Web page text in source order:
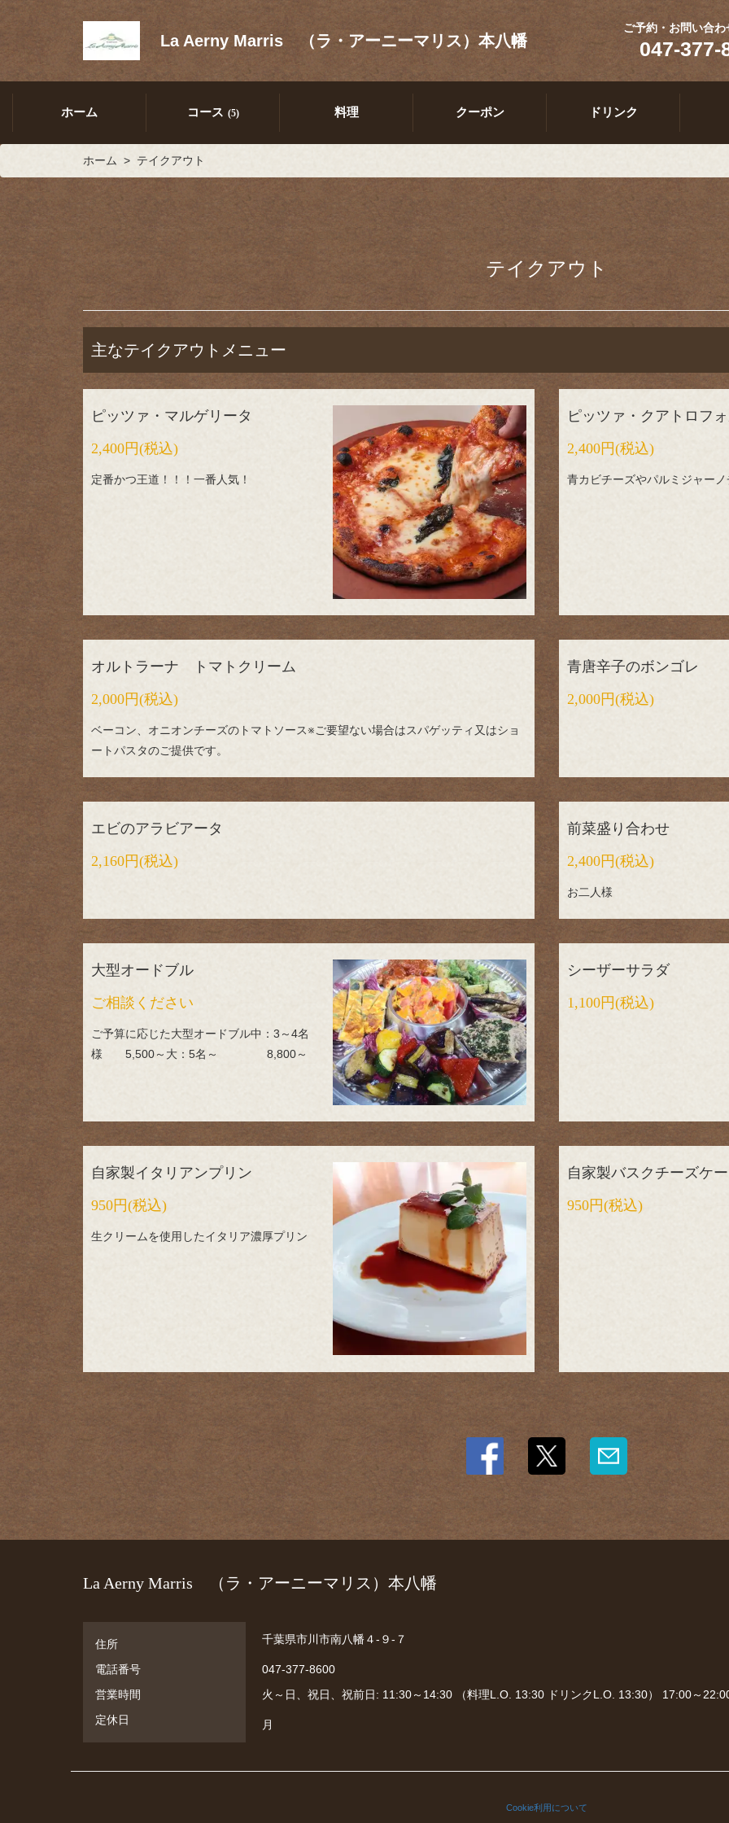
La Aerny Marris （ラ・アーニーマリス）本八幡
ご予約・お問い合
047-377-
ホーム コース (5) 料理 クーポン ドリンク
ホーム テイクアウト
テイクアウト
主なテイクアウトメニュー
ピッツァ・マルゲリータ
2,400円(税込)
定番かつ王道！！！一番人気！
ピッツァ・クアトロフ
2,400円(税込)
青カビチーズやパルミジャー
オルトラーナ トマトクリーム
2,000円(税込)
ベーコン、オニオンチーズのトマトソース※ご要望ない場合はスパゲッティ又はショ
ートパスタのご提供です。
青唐辛子のボンゴレ
2,000円(税込)
エビのアラビアータ
2,160円(税込)
前菜盛り合わせ
2,400円(税込)
お二人様
大型オードブル
ご相談ください
ご予算に応じた大型オードブル中：3～4名
様 5,500～大：5名～ 8,800～
シーザーサラダ
1,100円(税込)
自家製イタリアンプリン
950円(税込)
生クリームを使用したイタリア濃厚プリン
自家製バスクチーズケ
950円(税込)
La Aerny Marris （ラ・アーニーマリス）本八幡
住所 千葉県市川市南八幡４‐９‐７
電話番号
047-377-8600
営業時間
火～日、祝日、祝前日: 11:30～14:30 （料理L.O. 13:30 ドリンクL.O. 13:30） 17:00～
定休日
月
Cookie利用について